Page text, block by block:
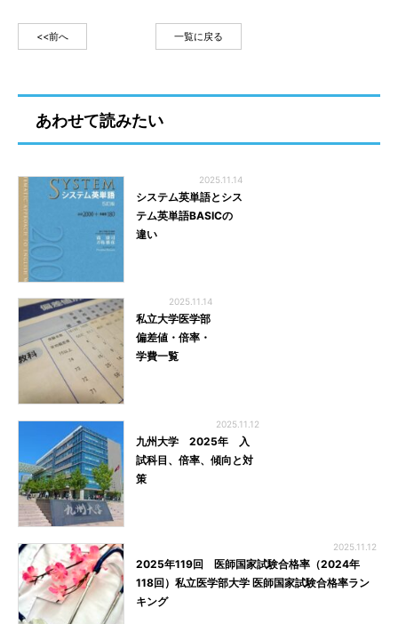
<<前へ 一覧に戻る
あわせて読みたい
2025.11.14
システム英単語とシス
テム英単語BASICの
違い
2025.11.14
私立大学医学部
偏差値・倍率・
学費一覧
2025.11.12
九州大学 2025年 入
試科目、倍率、傾向と対
策
2025.11.12
2025年119回 医師国家試験合格率（2024年
118回）私立医学部大学 医師国家試験合格率ラン
キング